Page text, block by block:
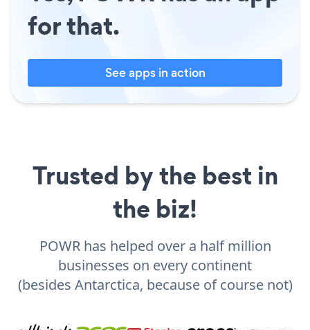
for that.
See apps in action
Trusted by the best in
the biz!
POWR has helped over a half million
businesses on every continent
(besides Antarctica, because of course not)